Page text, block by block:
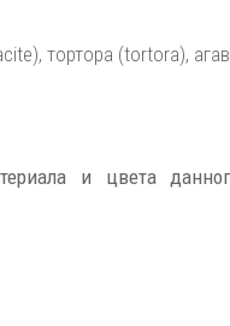
тортора (tortora),
и цвета